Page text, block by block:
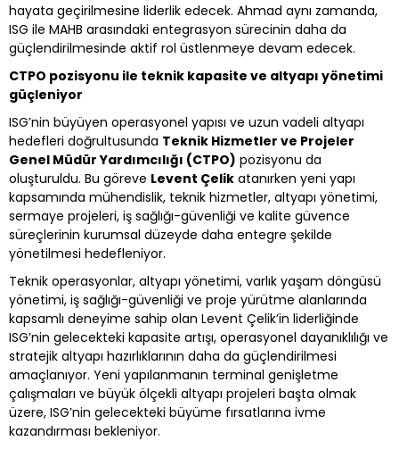
hayata geçirilmesine liderlik edecek. Ahmad aynı zamanda,
ISG ile MAHB arasındaki entegrasyon sürecinin daha da
güçlendirilmesinde aktif rol üstlenmeye devam edecek.
CTPO pozisyonu ile teknik kapasite ve altyapı yönetimi
güçleniyor
ISG’nin büyüyen operasyonel yapısı ve uzun vadeli altyapı
hedefleri doğrultusunda Teknik Hizmetler ve Projeler
Genel Müdür Yardımcılığı (CTPO) pozisyonu da
oluşturuldu. Bu göreve Levent Çelik atanırken yeni yapı
kapsamında mühendislik, teknik hizmetler, altyapı yönetimi,
sermaye projeleri, iş sağlığı-güvenliği ve kalite güvence
süreçlerinin kurumsal düzeyde daha entegre şekilde
yönetilmesi hedefleniyor.
Teknik operasyonlar, altyapı yönetimi, varlık yaşam döngüsü
yönetimi, iş sağlığı-güvenliği ve proje yürütme alanlarında
kapsamlı deneyime sahip olan Levent Çelik’in liderliğinde
ISG’nin gelecekteki kapasite artışı, operasyonel dayanıklılığı ve
stratejik altyapı hazırlıklarının daha da güçlendirilmesi
amaçlanıyor. Yeni yapılanmanın terminal genişletme
çalışmaları ve büyük ölçekli altyapı projeleri başta olmak
üzere, ISG’nin gelecekteki büyüme fırsatlarına ivme
kazandırması bekleniyor.